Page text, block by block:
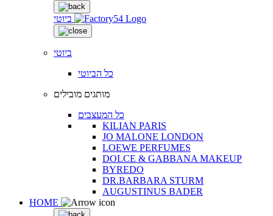
ביוטי
ביוטי
כל הביוטי
מותגים מובילים
כל המעצבים
KILIAN PARIS
JO MALONE LONDON
LOEWE PERFUMES
DOLCE & GABBANA MAKEUP
BYREDO
DR.BARBARA STURM
AUGUSTINUS BADER
HOME